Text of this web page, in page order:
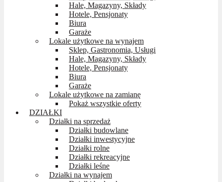
Hale, Magazyny, Składy
Hotele, Pensjonaty
Biura
Garaże
Lokale użytkowe na wynajem
Sklep, Gastronomia, Usługi
Hale, Magazyny, Składy
Hotele, Pensjonaty
Biura
Garaże
Lokale użytkowe na zamianę
Pokaż wszystkie oferty
DZIAŁKI
Działki na sprzedaż
Działki budowlane
Działki inwestycyjne
Działki rolne
Działki rekreacyjne
Działki leśne
Działki na wynajem